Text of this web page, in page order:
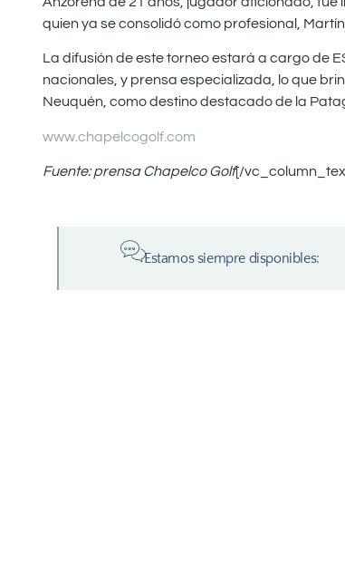
quien ya se consolidó como profesional,
La difusión de este torneo estará a cargo de
nacionales, y prensa especializada, lo que
Neuquén, como destino destacado de la
www.chapelcogolf.com
Fuente: prensa Chapelco Golf[/
Estamos siempre disponibles: